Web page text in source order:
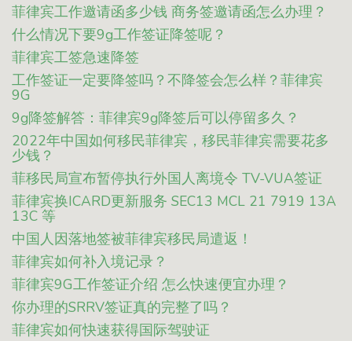
菲律宾工作邀请函多少钱 商务签邀请函怎么办理？
什么情况下要9g工作签证降签呢？
菲律宾工签急速降签
工作签证一定要降签吗？不降签会怎么样？菲律宾
9G
9g降签解答：菲律宾9g降签后可以停留多久？
2022年中国如何移民菲律宾，移民菲律宾需要花多
少钱？
菲移民局宣布暂停执行外国人离境令 TV-VUA签证
菲律宾换ICARD更新服务 SEC13 MCL 21 7919 13A
13C 等
中国人因落地签被菲律宾移民局遣返！
菲律宾如何补入境记录？
菲律宾9G工作签证介绍 怎么快速便宜办理？
你办理的SRRV签证真的完整了吗？
菲律宾如何快速获得国际驾驶证